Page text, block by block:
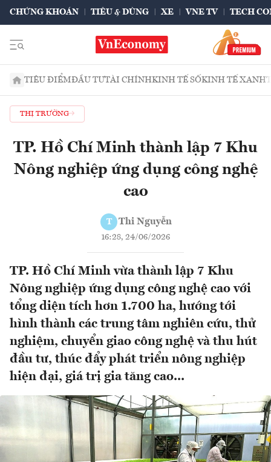
CHỨNG KHOÁN TIÊU & DÙNG XE VNE TV TECH
TIÊU ĐIỂMĐẦU TƯTÀI CHÍNHKINH TẾ SỐKINH TẾ XANH
THỊ TRƯỜNG
TP. Hồ Chí Minh thành lập 7 Khu
Nông nghiệp ứng dụng công nghệ
cao
T Thi Nguyễn
16:28, 24/06/2026
TP. Hồ Chí Minh vừa thành lập 7 Khu
Nông nghiệp ứng dụng công nghệ cao với
tổng diện tích hơn 1.700 ha, hướng tới
hình thành các trung tâm nghiên cứu, thử
nghiệm, chuyển giao công nghệ và thu hút
đầu tư, thúc đẩy phát triển nông nghiệp
hiện đại, giá trị gia tăng cao...